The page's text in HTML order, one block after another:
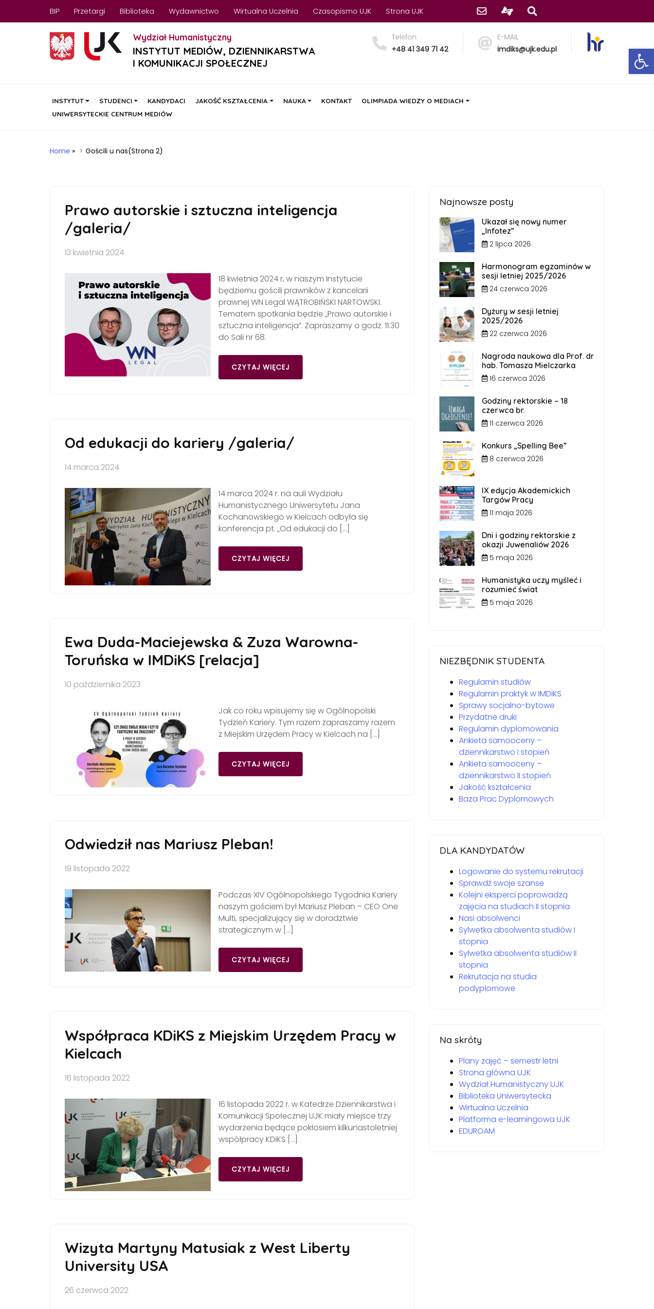
BIP Przetargi Biblioteka Wydawnictwo Wirtualna Uczelnia Czasopismo UJK Strona UJK
Wydział Humanistyczny
INSTYTUT MEDIÓW, DZIENNIKARSTWA
I KOMUNIKACJI SPOŁECZNEJ
Telefon
+48 41 349 71 42
E-MAIL
imdiks@ujk.edu.pl
INSTYTUT STUDENCI KANDYDACI JAKOŚĆ KSZTAŁCENIA NAUKA KONTAKT
OLIMPIADA WIEDZY O MEDIACH
UNIWERSYTECKIE CENTRUM MEDIÓW
Home » Gościli u nas(Strona 2)
Prawo autorskie i sztuczna inteligencja
/galeria/
13 kwietnia 2024
18 kwietnia 2024 r, w naszym Instytucie
będziemu gościli prawników z kancelarii
prawnej WN Legal WĄTROBIŃSKI NARTOWSKI.
Tematem spotkania będzie „Prawo autorskie i
sztuczna inteligencja”. Zapraszamy o godz. 11.30
do Sali nr 68.
CZYTAJ WIĘCEJ
Od edukacji do kariery /galeria/
14 marca 2024
14 marca 2024 r. na auli Wydziału
Humanistycznego Uniwersytetu Jana
Kochanowskiego w Kielcach odbyła się
konferencja pt. „Od edukacji do […]
CZYTAJ WIĘCEJ
Ewa Duda-Maciejewska & Zuza Warowna-
Toruńska w IMDiKS [relacja]
10 października 2023
Jak co roku wpisujemy się w Ogólnopolski
Tydzień Kariery. Tym razem zapraszamy razem
z Miejskim Urzędem Pracy w Kielcach na […]
CZYTAJ WIĘCEJ
Odwiedził nas Mariusz Pleban!
19 listopada 2022
Podczas XIV Ogólnopolskiego Tygodnia Kariery
naszym gościem był Mariusz Pleban – CEO One
Multi, specjalizujący się w doradztwie
strategicznym w […]
CZYTAJ WIĘCEJ
Współpraca KDiKS z Miejskim Urzędem Pracy w
Kielcach
16 listopada 2022
16 listopada 2022 r. w Katedrze Dziennikarstwa i
Komunikacji Społecznej UJK miały miejsce trzy
wydarzenia będące pokłosiem kilkunastoletniej
współpracy KDiKS […]
CZYTAJ WIĘCEJ
Wizyta Martyny Matusiak z West Liberty
University USA
26 czerwca 2022
Najnowsze posty
Ukazał się nowy numer
„Infotez”
2 lipca 2026
Harmonogram egzaminów w
sesji letniej 2025/2026
24 czerwca 2026
Dyżury w sesji letniej
2025/2026
22 czerwca 2026
Nagroda naukowa dla Prof. dr
hab. Tomasza Mielczarka
16 czerwca 2026
Godziny rektorskie – 18
czerwca br.
11 czerwca 2026
Konkurs „Spelling Bee”
8 czerwca 2026
IX edycja Akademickich
Targów Pracy
11 maja 2026
Dni i godziny rektorskie z
okazji Juwenaliów 2026
5 maja 2026
Humanistyka uczy myśleć i
rozumieć świat
5 maja 2026
NIEZBĘDNIK STUDENTA
Regulamin studiów
Regulamin praktyk w IMDiKS
Sprawy socjalno-bytowe
Przydatne druki
Regulamin dyplomowania
Ankieta samooceny –
dziennikarstwo I stopień
Ankieta samooceny –
dziennikarstwo II stopień
Jakość kształcenia
Baza Prac Dyplomowych
DLA KANDYDATÓW
Logowanie do systemu rekrutacji
Sprawdź swoje szanse
Kolejni eksperci poprowadzą
zajęcia na studiach II stopnia
Nasi absolwenci
Sylwetka absolwenta studiów I
stopnia
Sylwetka absolwenta studiów II
stopnia
Rekrutacja na studia
podyplomowe
Na skróty
Plany zajęć – semestr letni
Strona główna UJK
Wydział Humanistyczny UJK
Biblioteka Uniwersytecka
Wirtualna Uczelnia
Platforma e-learningowa UJK
EDUROAM